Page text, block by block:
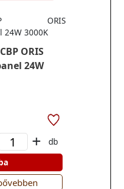
ORIS
24W
CBP ORIS
24W 3000K
+
db